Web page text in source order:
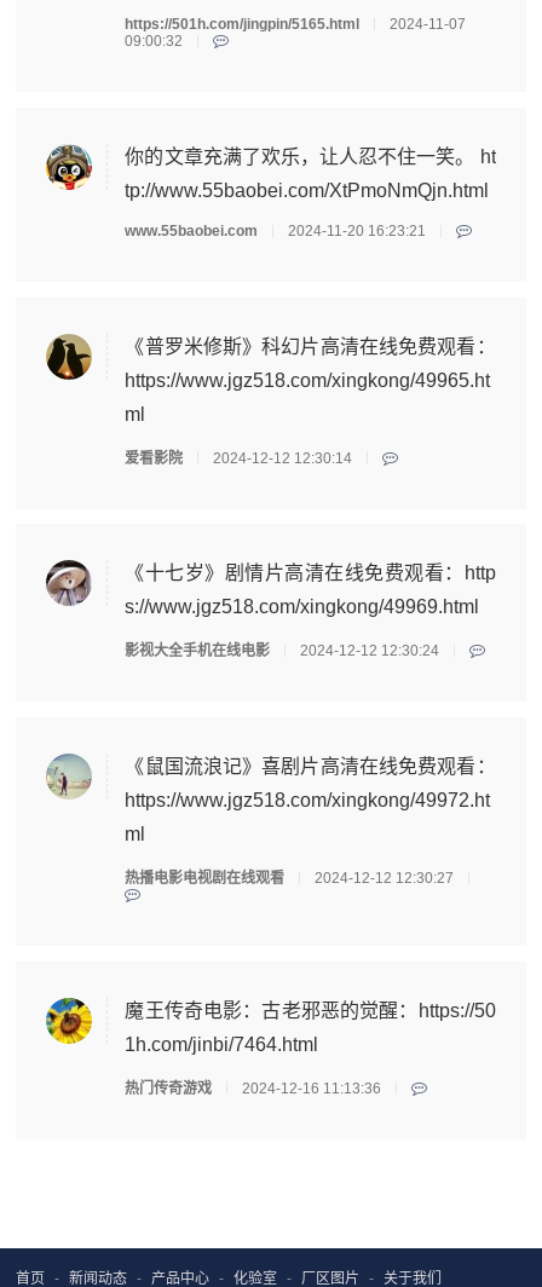
https://501h.com/jingpin/5165.html
2024-11-07
09:00:32
你的文章充满了欢乐，让人忍不住一笑。 ht
tp://www.55baobei.com/XtPmoNmQjn.html
www.55baobei.com 2024-11-20 16:23:21
《普罗米修斯》科幻片高清在线免费观看：
https://www.jgz518.com/xingkong/49965.ht
ml
爱看影院 2024-12-12 12:30:14
《十七岁》剧情片高清在线免费观看：http
s://www.jgz518.com/xingkong/49969.html
影视大全手机在线电影 2024-12-12 12:30:24
《鼠国流浪记》喜剧片高清在线免费观看：
https://www.jgz518.com/xingkong/49972.ht
ml
热播电影电视剧在线观看 2024-12-12 12:30:27
魔王传奇电影：古老邪恶的觉醒：https://50
1h.com/jinbi/7464.html
热门传奇游戏 2024-12-16 11:13:36
首页 新闻动态 产品中心 化验室 厂区图片 关于我们